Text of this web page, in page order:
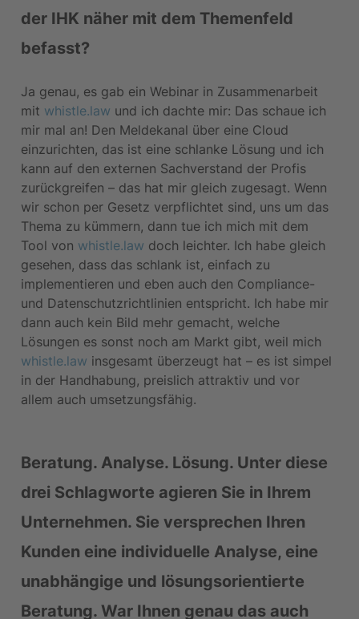
der IHK näher mit dem Themenfeld
befasst?
Ja genau, es gab ein Webinar in Zusammenarbeit
mit whistle.law und ich dachte mir: Das schaue ich
mir mal an! Den Meldekanal über eine Cloud
einzurichten, das ist eine schlanke Lösung und ich
kann auf den externen Sachverstand der Profis
zurückgreifen – das hat mir gleich zugesagt. Wenn
wir schon per Gesetz verpflichtet sind, uns um das
Thema zu kümmern, dann tue ich mich mit dem
Tool von whistle.law doch leichter. Ich habe gleich
gesehen, dass das schlank ist, einfach zu
implementieren und eben auch den Compliance-
und Datenschutzrichtlinien entspricht. Ich habe mir
dann auch kein Bild mehr gemacht, welche
Lösungen es sonst noch am Markt gibt, weil mich
whistle.law insgesamt überzeugt hat – es ist simpel
in der Handhabung, preislich attraktiv und vor
allem auch umsetzungsfähig.
Beratung. Analyse. Lösung. Unter diese
drei Schlagworte agieren Sie in Ihrem
Unternehmen. Sie versprechen Ihren
Kunden eine individuelle Analyse, eine
unabhängige und lösungsorientierte
Beratung. War Ihnen genau das auch